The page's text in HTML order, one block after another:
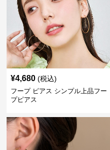
¥4,680 (税込)
フープ ピアス シンプル上品フー
プピアス